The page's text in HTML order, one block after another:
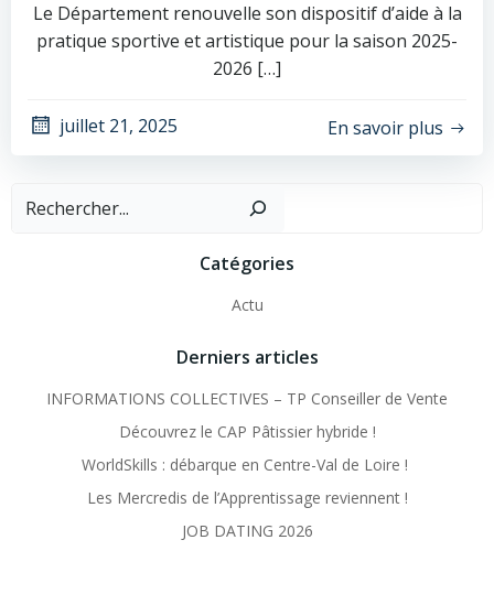
Le Département renouvelle son dispositif d’aide à la
pratique sportive et artistique pour la saison 2025-
2026 […]
juillet 21, 2025 En savoir plus
Catégories
Actu
Derniers articles
INFORMATIONS COLLECTIVES – TP Conseiller de Vente
Découvrez le CAP Pâtissier hybride !
WorldSkills : débarque en Centre-Val de Loire !
Les Mercredis de l’Apprentissage reviennent !
JOB DATING 2026